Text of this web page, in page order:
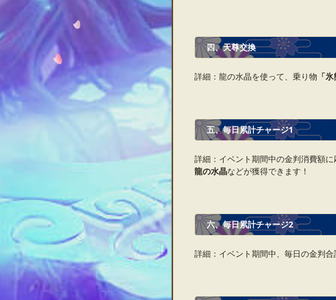
四、天尊交換
詳細：龍の水晶を使って、乗り物 「
五、毎日累計チャージ1
詳細：イベント期間中の金判消費額に
龍の水晶などが獲得できます！
六、毎日累計チャージ2
詳細：イベント期間中、毎日の金判